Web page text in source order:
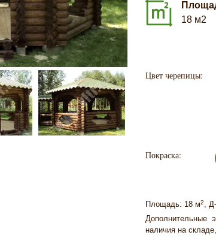
18 м2
Цвет черепицы:
Покраска:
Площадь: 18 м2,
Дополнительные
наличия на